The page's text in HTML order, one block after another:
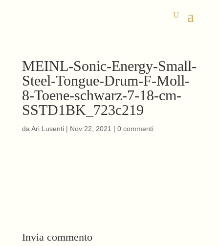
MEINL-Sonic-Energy-Small-
Steel-Tongue-Drum-F-Moll-
8-Toene-schwarz-7-18-cm-
SSTD1BK_723c219
da Ari Lusenti| Nov 22, 2021 | 0 commenti
Invia commento